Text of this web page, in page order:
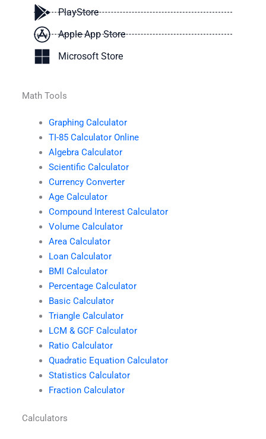
PlayStore
Apple App Store
Microsoft Store
Math Tools
Graphing Calculator
TI-85 Calculator Online
Algebra Calculator
Scientific Calculator
Currency Converter
Age Calculator
Compound Interest Calculator
Volume Calculator
Area Calculator
Loan Calculator
BMI Calculator
Percentage Calculator
Basic Calculator
Triangle Calculator
LCM & GCF Calculator
Ratio Calculator
Quadratic Equation Calculator
Statistics Calculator
Fraction Calculator
Calculators